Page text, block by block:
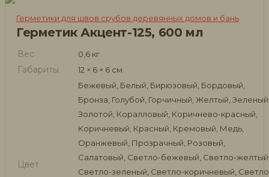
Герметики для швов срубов деревянных домов и бань
Герметик Акцент-125, 600 мл
Вес 0,6 кг
Габариты 12 × 6 × 6 см
Цвет
Бежевый, Белый, Бирюзовый, Бордовый,
Бронза, Голубой, Горчичный, Желтый,
Золотой, Коралловый, Коричнево-красный,
Коричневый, Красный, Кремовый, Медь,
Оранжевый, Прозрачный, Розовый,
Салатовый, Светло-бежевый, Светло-
Светло-зеленый, Светло-коричневый,